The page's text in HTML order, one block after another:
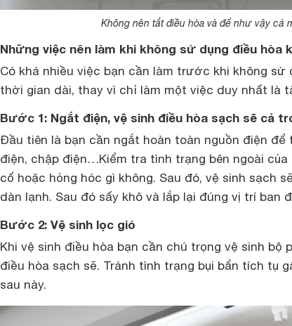
Không nên tắt điều hòa và để như vậy cả
Những việc nên làm khi không sử dụng điều hòa
Có khá nhiều việc bạn cần làm trước khi không sử
thời gian dài, thay vì chỉ làm một việc duy nhất là
Bước 1: Ngắt điện, vệ sinh điều hòa sạch sẽ cả
Đầu tiên là bạn cần ngắt hoàn toàn nguồn điện
điện, chập điện…Kiểm tra tình trạng bên ngoài
cố hoặc hỏng hóc gì không. Sau đó, vệ sinh sạch
dàn lạnh. Sau đó sấy khô và lắp lại đúng vị trí ban
Bước 2: Vệ sinh lọc gió
Khi vệ sinh điều hòa bạn cần chú trọng vệ sinh bộ
điều hòa sạch sẽ. Tránh tình trạng bụi bẩn tích tụ
sau này.